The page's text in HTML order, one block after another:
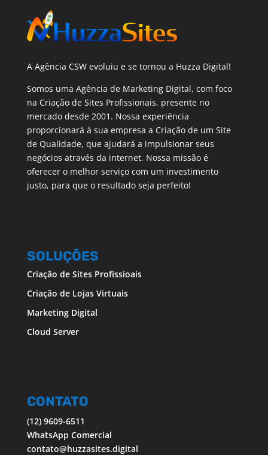
A Agência CSW evoluiu e se tornou a Huzza Digital!
Somos uma Agência de Marketing Digital, com foco
na Criação de Sites Profissionais, presente no
mercado desde 2001. Nossa experiência
proporcionará à sua empresa a Criação de um Site
de Qualidade, que ajudará a impulsionar seus
negócios através da internet. Nossa missão é
oferecer o melhor serviço com um investimento
justo, para que o resultado seja perfeito!
SOLUÇÕES
Criação de Sites Profissioais
Criação de Lojas Virtuais
Marketing Digital
Cloud Server
CONTATO
(12) 9609-6511
WhatsApp Comercial
contato@huzzasites.digital